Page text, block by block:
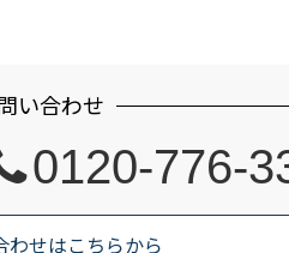
い合わせ
0120-776-
わせはこちらから